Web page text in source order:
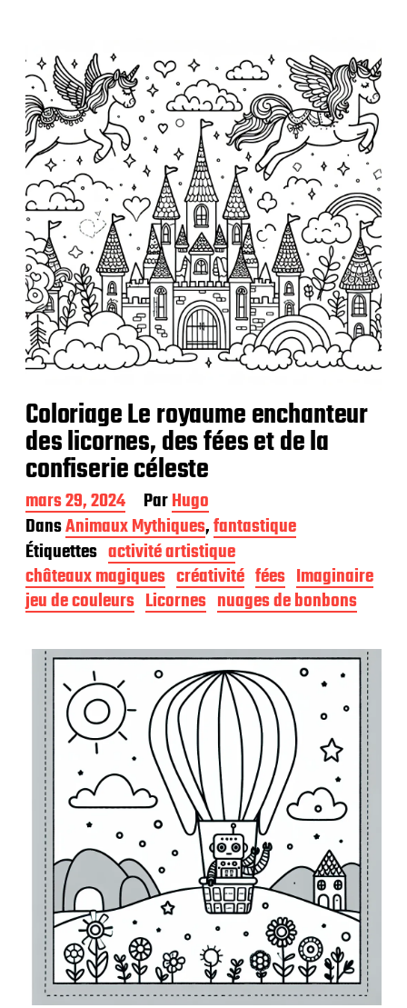
c
a
t
i
o
n
Coloriage Le royaume enchanteur
des licornes, des fées et de la
confiserie céleste
D
a
t
e
d
e
p
b
mars 29, 2024 ParHugo
DansAnimaux Mythiques,fantastique
Étiquettes activité artistique
châteaux magiques créativité fées Imaginaire
jeu de couleurs Licornes nuages de bonbons